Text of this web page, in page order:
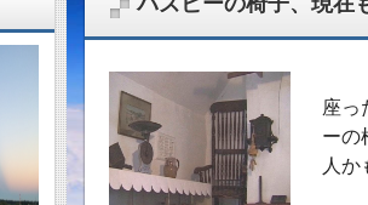
座っ
ーの
人か
い話題をピッ